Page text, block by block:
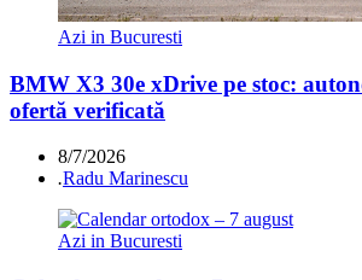
Azi in Bucuresti
BMW X3 30e xDrive pe stoc:
ofertă verificată
8/7/2026
.Radu Marinescu
Azi in Bucuresti